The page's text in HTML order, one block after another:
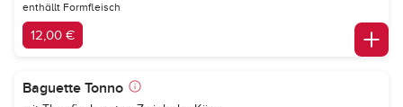
enthällt Formfleisch
12,00 €
Baguette Tonno